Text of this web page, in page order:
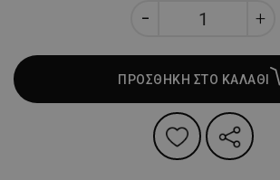
ΠΡΟΣΘΗΚΗ ΣΤΟ ΚΑΛΑΘΙ